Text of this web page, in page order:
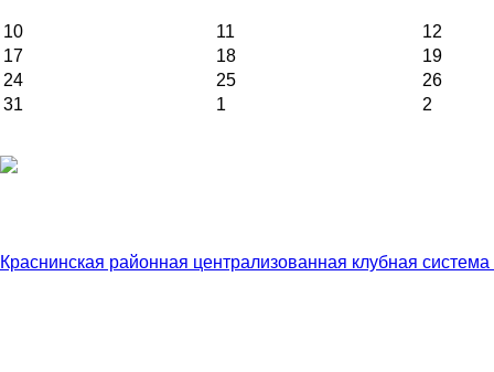
10 11
12
17
18
19
24
25
26
31
1 2
Краснинская районная централизованная клубная